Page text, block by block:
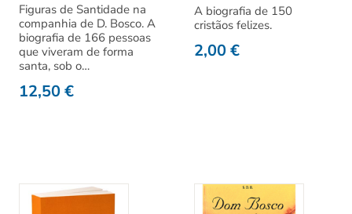
Figuras de Santidade na
companhia de D. Bosco. A
biografia de 166 pessoas
que viveram de forma
santa, sob o…
12,50€
A biografia de 150
cristãos felizes.
2,00€